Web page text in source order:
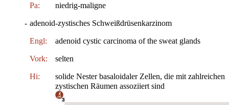
Pa: niedrig-maligne
- adenoid-zystisches Schweißdrüsenkarzinom
Engl: adenoid cystic carcinoma of the sweat glands
Vork: selten
Hi:
solide Nester basaloidaler Zellen, die mit zahlreichen
zystischen Räumen assoziiert sind
3